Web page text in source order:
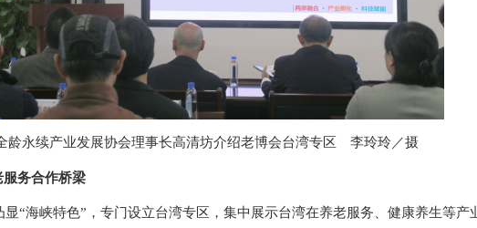
龄永续产业发展协会理事长高清坊介绍老博会台湾专区 李玲玲／ 摄
服务合作桥梁
显“海峡特色”，专门设立台湾专区，集中展示台湾在养老服务、健康养生等产